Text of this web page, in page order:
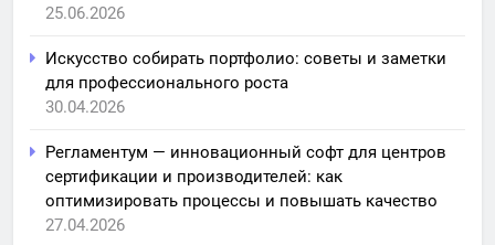
25.06.2026
Искусство собирать портфолио: советы и заметки
для профессионального роста
30.04.2026
Регламентум — инновационный софт для центров
сертификации и производителей: как
оптимизировать процессы и повышать качество
27.04.2026